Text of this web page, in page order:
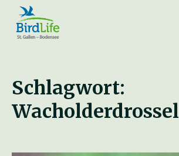
Schlagwort:
Wacholderdrossel